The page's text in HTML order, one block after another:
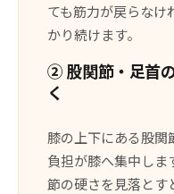
ても筋力が戻らなけ
かり続けます。
② 股関節・足首
く
膝の上下にある股関
負担が膝へ集中しま
節の硬さを見落とす